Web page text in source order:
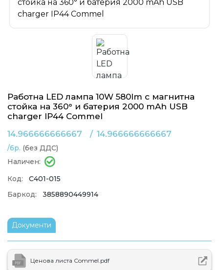
Работна LED лампа 10W 580lm с магнитна
стойка на 360° и батерия 2000 mAh USB
charger IP44 Commel
14.966666666667
/
14.966666666667
/бр. (без ДДС)
Наличен:
Код:
C401-015
Баркод:
3858890449914
Документи
Ценова листа Commel.pdf